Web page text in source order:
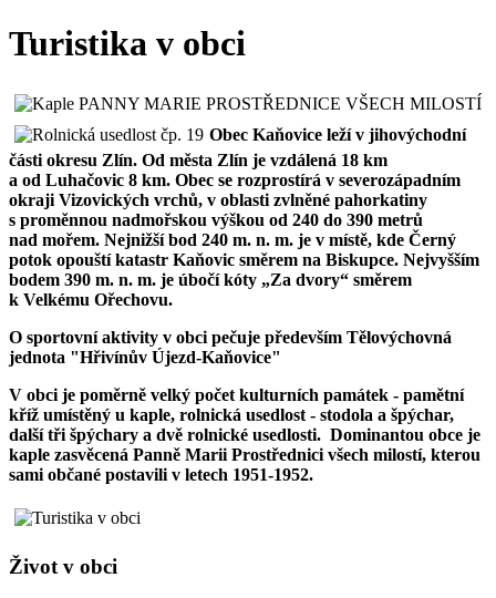
Turistika v obci
Obec Kaňovice leží v jihovýchodní
části okresu Zlín. Od města Zlín je vzdálená 18 km
a od Luhačovic 8 km. Obec se rozprostírá v severozápadním
okraji Vizovických vrchů, v oblasti zvlněné pahorkatiny
s proměnnou nadmořskou výškou od 240 do 390 metrů
nad mořem. Nejnižší bod 240 m. n. m. je v místě, kde Černý
potok opouští katastr Kaňovic směrem na Biskupce. Nejvyšším
bodem 390 m. n. m. je úbočí kóty „Za dvory“ směrem
k Velkému Ořechovu.
O sportovní aktivity v obci pečuje především Tělovýchovná
jednota "Hřivínův Újezd-Kaňovice"
V obci je poměrně velký počet kulturních památek - pamětní
kříž umístěný u kaple, rolnická usedlost - stodola a špýchar,
další tři špýchary a dvě rolnické usedlosti. Dominantou obce je
kaple zasvěcená Panně Marii Prostřednici všech milostí, kterou
sami občané postavili v letech 1951-1952.
Život v obci